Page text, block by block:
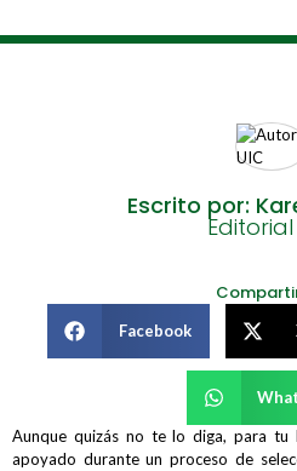
Escrito por:
Editorial
Facebook
Aunque quizás no te lo diga, para tu
apoyado durante un proceso de